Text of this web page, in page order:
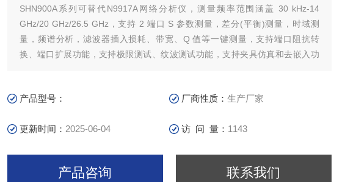
SHN900A系列可替代N9917A网络分析仪，测量频率范围涵盖 30 kHz-14
GHz/20 GHz/26.5 GHz，支持 2 端口 S 参数测量，差分(平衡)测量，时域测
量，频谱分析，滤波器插入损耗、带宽、Q 值等一键测量，支持端口阻抗转
换、端口扩展功能，支持极限测试、纹波测试功能，支持夹具仿真和去嵌入功
产品型号： 厂商性质：生产厂家
更新时间： 2025-06-04 访 问 量： 1143
产品咨询 联系我们